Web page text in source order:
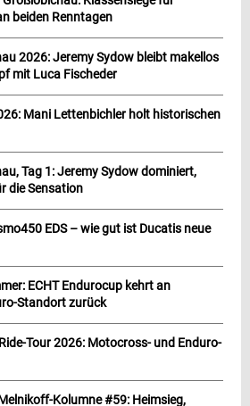
beiden Renntagen
2026: Jeremy Sydow bleibt makellos
mit Luca Fischeder
Mani Lettenbichler holt historischen
Tag 1: Jeremy Sydow dominiert,
die Sensation
EDS – wie gut ist Ducatis neue
ECHT Endurocup kehrt an
Standort zurück
Tour 2026: Motocross- und Enduro-
Kolumne #59: Heimsieg,